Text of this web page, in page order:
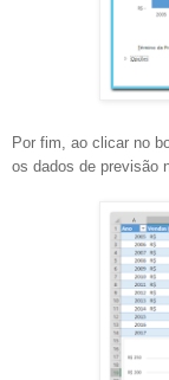
Por fim, ao clicar no
os dados de previsão